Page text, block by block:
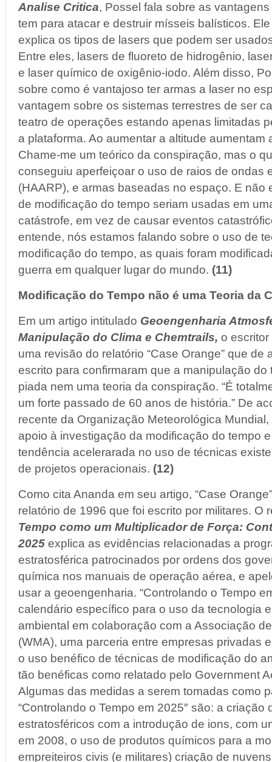
Analise Critica, Possel fala sobre as
tem para atacar e destruir mísseis balísticos.
explica os tipos de lasers que podem ser
Entre eles, lasers de fluoreto de hidrogênio,
e laser químico de oxigênio-iodo. Além disso,
sobre como é vantajoso ter armas a laser no
vantagem sobre os sistemas terrestres de ser
teatro de operações estando apenas limitadas
a plataforma. Ao aumentar a altitude aumentam
Chame-me um teórico da conspiração, mas o
conseguiu aperfeiçoar o uso de raios de ondas
(HAARP), e armas baseadas no espaço. E não
de modificação do tempo seriam usadas em
catástrofe, em vez de causar eventos
entende, nós estamos falando sobre o uso de
modificação do tempo, as quais foram
guerra em qualquer lugar do mundo. (11)
Modificação do Tempo não é uma Teoria da
Em um artigo intitulado Geoengenharia
Manipulação do Clima e Chemtrails, o
uma revisão do relatório “Case Orange” que de
escrito para confirmaram que a manipulação do
piada nem uma teoria da conspiração. “É
um forte passado de 60 anos de história.” De
recente da Organização Meteorológica
apoio à investigação da modificação do tempo
tendência acelerarada no uso de técnicas
de projetos operacionais. (12)
Como cita Ananda em seu artigo, “Case
relatório de 1996 que foi escrito por militares. O
Tempo como um Multiplicador de Força:
2025 explica as evidências relacionadas a
estratosférica patrocinados por ordens dos
química nos manuais de operação aérea, e
usar a geoengenharia. “Controlando o Tempo
calendário específico para o uso da tecnologia
ambiental em colaboração com a Associação
(WMA), uma parceria entre empresas privadas
o uso benéfico de técnicas de modificação do
tão benéficas como relatado pelo Government
Algumas das medidas a serem tomadas como
“Controlando o Tempo em 2025″ são: a criação
estratosféricos com a introdução de ions, com
em 2008, o uso de produtos químicos para a
empreiteiros civis (e militares) criação de